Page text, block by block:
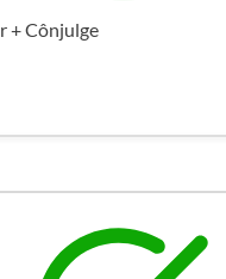
+ Cônjulge